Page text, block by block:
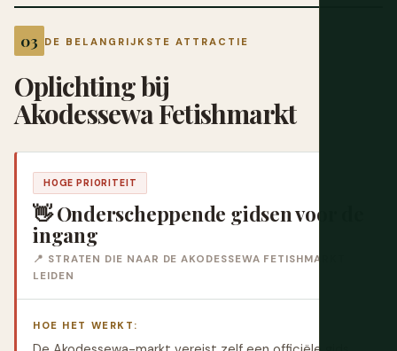
DE BELANGRIJKSTE ATTRACTIE
Oplichting bij
Akodessewa Fetishmarkt
HOGE PRIORITEIT
👋 Onderscheppende gidsen voor de
ingang
📍 STRATEN DIE NAAR DE AKODESSEWA FETISHMARKT
LEIDEN
HOE HET WERKT: